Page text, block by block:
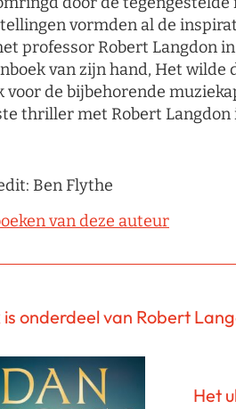
vormden al de
professor Robert Langdon
van zijn hand, Het wilde
voor de bijbehorende
thriller met Robert Langdon
Ben Flythe
van deze auteur
onderdeel van Robert
Het